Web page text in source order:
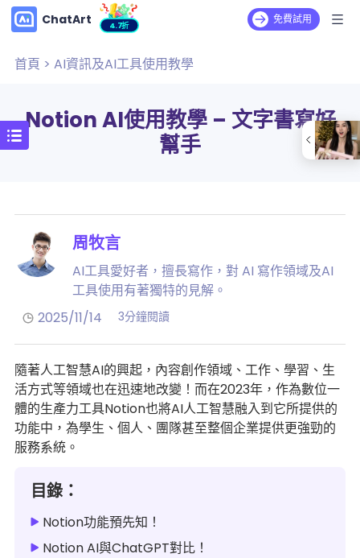
ChatArt 4.7折 免費試用
首頁 > AI資訊及AI工具使用教學
Notion AI使用教學 – 文字書寫好
幫手
周牧言
AI工具愛好者，擅長寫作，對 AI 寫作領域及AI
工具使用有著獨特的見解。
2025/11/14
3分鐘閱讀
隨著人工智慧AI的興起，內容創作領域、工作、學習、生
活方式等領域也在迅速地改變！而在2023年，作為數位一
體的生產力工具Notion也將AI人工智慧融入到它所提供的
功能中，為學生、個人、團隊甚至整個企業提供更強勁的
服務系統。
目錄：
Notion功能預先知！
Notion AI與ChatGPT對比！